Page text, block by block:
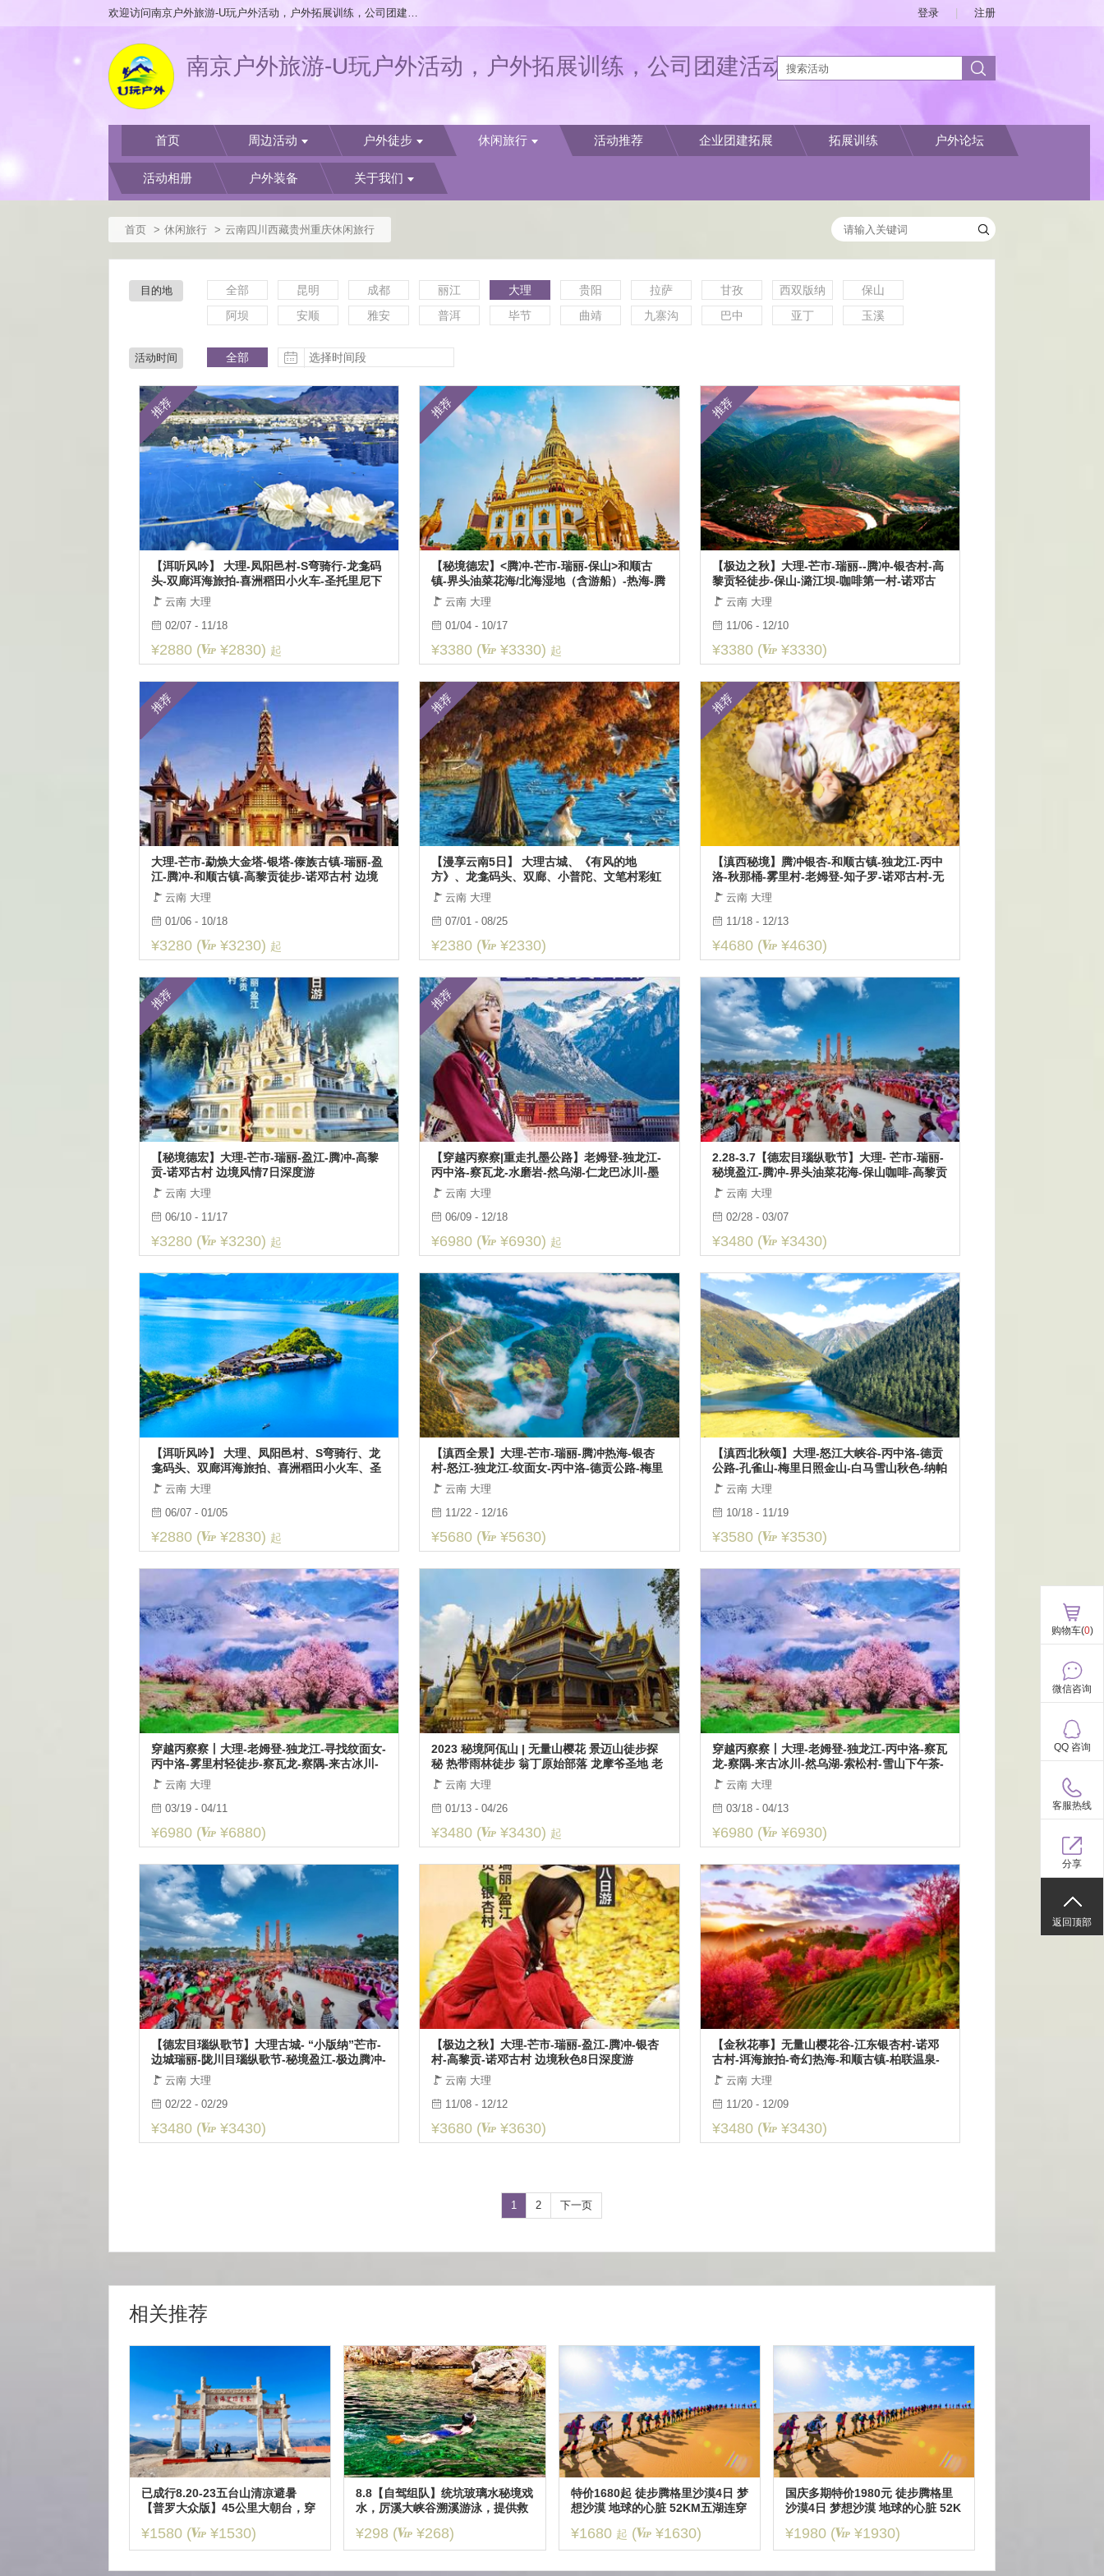
欢迎访问南京户外旅游-U玩户外活动，户外拓展训练，公司团建活动 登录 注册
南京户外旅游-U玩户外活动，户外拓展训练，公司团建活动
首页 周边活动 户外徒步 休闲旅行 活动推荐 企业团建拓展 拓展训练 户外论坛
活动相册 户外装备 关于我们
首页 休闲旅行 云南四川西藏贵州重庆休闲旅行
目的地 全部 昆明 成都 丽江 大理 贵阳 拉萨 甘孜 西双版纳
保山
阿坝
安顺 雅安 普洱 毕节 曲靖 九寨沟 巴中 亚丁 玉溪
活动时间 全部
更多
推荐
【洱听风吟】 大理-凤阳邑村-S弯骑行-龙龛码
头-双廊洱海旅拍-喜洲稻田小火车-圣托里尼下
午茶-泸沽湖-玉龙雪山5日漫游
云南 大理
02/07 - 11/18
¥2880 ( ¥2830) 起
推荐
【秘境德宏】<腾冲-芒市-瑞丽-保山>和顺古
镇-界头油菜花海/北海湿地（含游船）-热海-腾
冲温泉-司莫拉佤族村-芒市勐焕
云南 大理
01/04 - 10/17
¥3380 ( ¥3330) 起
推荐
【极边之秋】大理-芒市-瑞丽--腾冲-银杏村-高
黎贡轻徒步-保山-潞江坝-咖啡第一村-诺邓古
村-边境秋色7日深度游
云南 大理
11/06 - 12/10
¥3380 ( ¥3330)
推荐
大理-芒市-勐焕大金塔-银塔-傣族古镇-瑞丽-盈
江-腾冲-和顺古镇-高黎贡徒步-诺邓古村 边境
风情7日深度游
云南 大理
01/06 - 10/18
¥3280 ( ¥3230) 起
推荐
【漫享云南5日】 大理古城、《有风的地
方》、龙龛码头、双廊、小普陀、文笔村彩虹
路、圣托里尼、泸沽湖、玉龙雪山5日游
云南 大理
07/01 - 08/25
¥2380 ( ¥2330)
推荐
【滇西秘境】腾冲银杏-和顺古镇-独龙江-丙中
洛-秋那桶-雾里村-老姆登-知子罗-诺邓古村-无
量山樱花谷10日深度游
云南 大理
11/18 - 12/13
¥4680 ( ¥4630)
推荐
【秘境德宏】大理-芒市-瑞丽-盈江-腾冲-高黎
贡-诺邓古村 边境风情7日深度游
云南 大理
06/10 - 11/17
¥3280 ( ¥3230) 起
推荐
【穿越丙察察|重走扎墨公路】老姆登-独龙江-
丙中洛-察瓦龙-水磨岩-然乌湖-仁龙巴冰川-墨
脱-新措-林芝-拉萨11日游
云南 大理
06/09 - 12/18
¥6980 ( ¥6930) 起
2.28-3.7【德宏目瑙纵歌节】大理- 芒市-瑞丽-
秘境盈江-腾冲-界头油菜花海-保山咖啡-高黎贡
轻徒步 8日
云南 大理
02/28 - 03/07
¥3480 ( ¥3430)
【洱听风吟】 大理、凤阳邑村、S弯骑行、龙
龛码头、双廊洱海旅拍、喜洲稻田小火车、圣
托里尼下午茶、泸沽湖、玉龙雪山5日漫游
云南 大理
06/07 - 01/05
¥2880 ( ¥2830) 起
【滇西全景】大理-芒市-瑞丽-腾冲热海-银杏
村-怒江-独龙江-纹面女-丙中洛-德贡公路-梅里
雪山-纳帕海-沙溪-南涧土林
云南 大理
11/22 - 12/16
¥5680 ( ¥5630)
【滇西北秋颂】大理-怒江大峡谷-丙中洛-德贡
公路-孔雀山-梅里日照金山-白马雪山秋色-纳帕
海-无底湖秋色-白水台-中虎跳
云南 大理
10/18 - 11/19
¥3580 ( ¥3530)
穿越丙察察丨大理-老姆登-独龙江-寻找纹面女-
丙中洛-雾里村轻徒步-察瓦龙-察隅-来古冰川-
然乌湖-索松村-雪山下午茶-
云南 大理
03/19 - 04/11
¥6980 ( ¥6880)
2023 秘境阿佤山 | 无量山樱花 景迈山徒步探
秘 热带雨林徒步 翁丁原始部落 龙摩爷圣地 老
达保 7日
云南 大理
01/13 - 04/26
¥3480 ( ¥3430) 起
穿越丙察察丨大理-老姆登-独龙江-丙中洛-察瓦
龙-察隅-来古冰川-然乌湖-索松村-雪山下午茶-
林芝桃花10日全景游
云南 大理
03/18 - 04/13
¥6980 ( ¥6930)
【德宏目瑙纵歌节】大理古城- “小版纳”芒市-
边城瑞丽-陇川目瑙纵歌节-秘境盈江-极边腾冲-
界头油菜花海-诺邓古村 8日
云南 大理
02/22 - 02/29
¥3480 ( ¥3430)
【极边之秋】大理-芒市-瑞丽-盈江-腾冲-银杏
村-高黎贡-诺邓古村 边境秋色8日深度游
云南 大理
11/08 - 12/12
¥3680 ( ¥3630)
【金秋花事】无量山樱花谷-江东银杏村-诺邓
古村-洱海旅拍-奇幻热海-和顺古镇-柏联温泉-
磻溪 “S弯”-大理双廊7日游
云南 大理
11/20 - 12/09
¥3480 ( ¥3430)
1 2 下一页
相关推荐
已成行8.20-23五台山清凉避暑
【普罗大众版】45公里大朝台，穿
圣地，洗涤灵魂的修行
¥1580 ( ¥1530)
8.8【自驾组队】统坑玻璃水秘境戏
水，厉溪大峡谷溯溪游泳，提供救
¥298 ( ¥268)
特价1680起 徒步腾格里沙漠4日 梦
想沙漠 地球的心脏 52KM五湖连穿
¥1680 起 ( ¥1630)
国庆多期特价1980元 徒步腾格里
沙漠4日 梦想沙漠 地球的心脏 52K
¥1980 ( ¥1930)
购物车(0)
微信咨询
QQ 咨询
客服热线
分享
返回顶部